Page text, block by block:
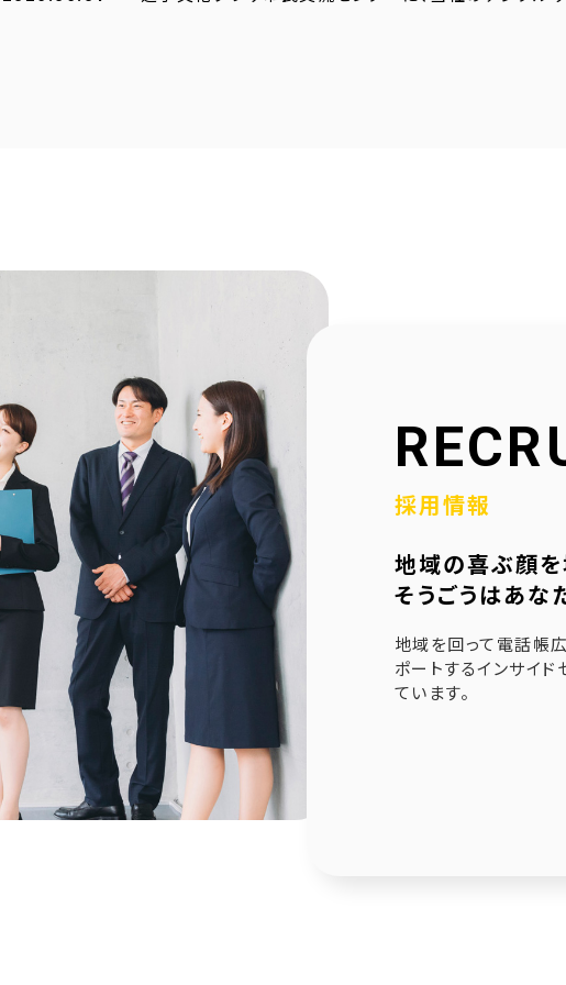
2025.12.23
2025.09.10 NPO法人様と協働でエンディングノートを制作いたし
2025.08.20 官民協働事業として「佐用町エンディングノート」を制
2025.06.21 未来創造企業更新認定式典
2025.01.23 奈良県社会福祉協議会へ寄附金寄贈
2025.01.10 産学官金連携による「Discovery IBARAKI」が発刊さ
2024.12.17 赤穂市版「わたしの終活覚書」が神戸新聞に掲載されま
2024.11.14 エンディングノート「わたしの終活覚書」書き方講座開催
2024.10.25 赤穂市エンディングノート「わたしの終活覚書」発刊式に
採用情報
地域の喜ぶ顔を
そうごうはあな
地域を回って電話帳
ポートするインサイ
ています。